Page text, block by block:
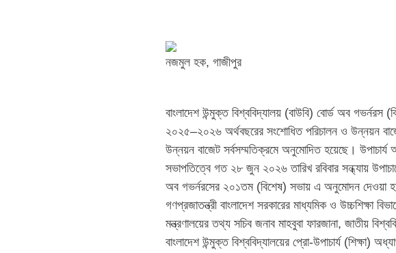
নজমুল হক, গাজীপুর
বাংলাদেশ উন্মুক্ত বিশ্ববিদ্যালয় (বাউবি) বোর্ড অব
২০২৫–২০২৬ অর্থবছরের সংশোধিত পরিচালন ও উন্নয়ন
উন্নয়ন বাজেট সর্বসম্মতিক্রমে অনুমোদিত হয়েছে। উপাচার্য
সভাপতিত্বে গত ২৮ জুন ২০২৬ তারিখ রবিবার সন্ধ্যায়
অব গভর্নরসের ২০১তম (বিশেষ) সভায় এ অনুমোদন দেওয়া
গণপ্রজাতন্ত্রী বাংলাদেশ সরকারের মাধ্যমিক ও উচ্চশিক্ষা
মন্ত্রণালয়ের তথ্য সচিব জনাব মাহবুবা ফারজানা, জাতীয়
বাংলাদেশ উন্মুক্ত বিশ্ববিদ্যালয়ের প্রো-উপাচার্য (শিক্ষা)